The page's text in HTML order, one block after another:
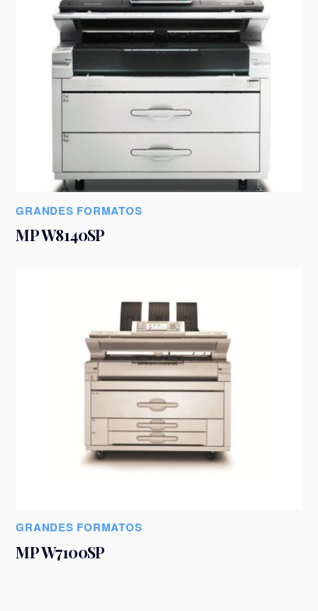
GRANDES FORMATOS
MP W8140SP
GRANDES FORMATOS
MP W7100SP